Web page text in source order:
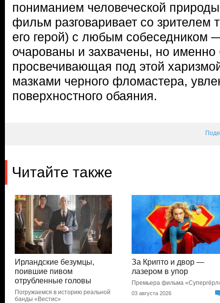
пониманием человеческой
фильм разговаривает со зрителем
его герой) с любым собеседником
очарованы и захвачены, но именно
просвечивающая под этой
мазками черного фломастера,
поверхностного обаяния.
Читайте также
Ирландские безумцы,
поившие пивом
отрубленные головы
Погружаемся в историю реальной
банды «Вестис»
За Крипто и двор —
лазером в упор
Премьера фильма
03 августа 2026